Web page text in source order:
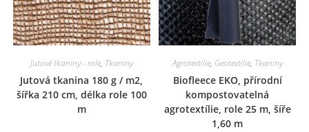
Jutové tkaniny - role, Tkaniny
Jutová tkanina 180 g / m2,
šířka 210 cm, délka role 100
m
Agrotextilie, Geotextilie, Tkaniny
Biofleece EKO, přírodní
kompostovatelná
agrotextílie, role 25 m, šíře
1,60 m